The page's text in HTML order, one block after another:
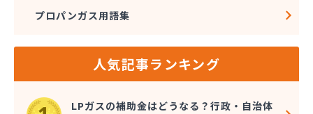
プロパンガス用語集
人気記事ランキング
LPガスの補助金はどうなる？行政・自治体